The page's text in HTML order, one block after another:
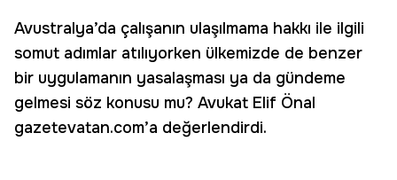
Avustralya’da çalışanın ulaşılmama hakkı ile ilgili
somut adımlar atılıyorken ülkemizde de benzer
bir uygulamanın yasalaşması ya da gündeme
gelmesi söz konusu mu? Avukat Elif Önal
gazetevatan.com’a değerlendirdi.